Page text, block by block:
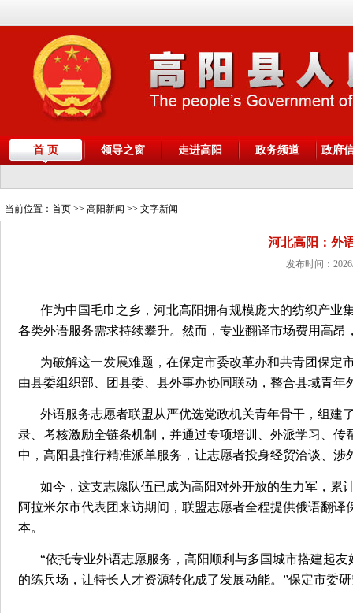
首 页 领导之窗 走进高阳 政务频道 政府
当前位置： 首页 >> 高阳新闻 >> 文字新闻
河北高阳：外
发布时间：
作为中国毛巾之乡，河北高阳拥有规模庞大的纺织产业
各类外语服务需求持续攀升。然而，专业翻译市场费用高昂
为破解这一发展难题，在保定市委改革办和共青团保定
由县委组织部、团县委、县外事办协同联动，整合县域青
外语服务志愿者联盟从严优选党政机关青年骨干，组建
录、考核激励全链条机制，并通过专项培训、外派学习、
中，高阳县推行精准派单服务，让志愿者投身经贸洽谈、
如今，这支志愿队伍已成为高阳对外开放的生力军，累
阿拉米尔市代表团来访期间，联盟志愿者全程提供俄语翻
本。
“依托专业外语志愿服务，高阳顺利与多国城市搭建起
的练兵场，让特长人才资源转化成了发展动能。”保定市委